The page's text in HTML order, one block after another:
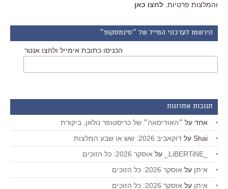
והמלצות פרטיות. לחצו כאן
הירשמו לעדכוני המייל של ״סינמסקופ״
הכניסו כתובת אימייל ולחצו אנטר
תגובות אחרונות
אחד על ״האודיסאה״ של כריסטופר נולאן, ביקורת
Shai על דוקאביב 2026: שש או שבע המלצות
על אוסקר 2026: כל הזוכים
איתן על אוסקר 2026: כל הזוכים
איתן על אוסקר 2026: כל הזוכים